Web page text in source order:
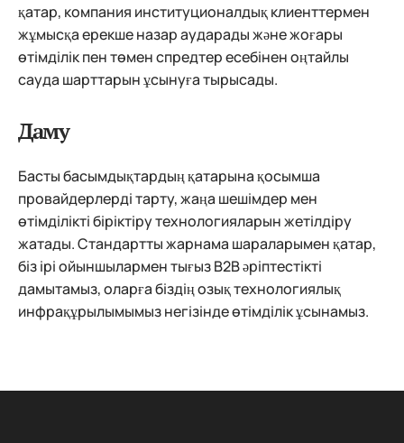
қатар, компания институционалдық клиенттермен
жұмысқа ерекше назар аударады және жоғары
өтімділік пен төмен спредтер есебінен оңтайлы
сауда шарттарын ұсынуға тырысады.
Даму
Басты басымдықтардың қатарына қосымша
провайдерлерді тарту, жаңа шешімдер мен
өтімділікті біріктіру технологияларын жетілдіру
жатады. Стандартты жарнама шараларымен қатар,
біз ірі ойыншылармен тығыз B2B әріптестікті
дамытамыз, оларға біздің озық технологиялық
инфрақұрылымымыз негізінде өтімділік ұсынамыз.